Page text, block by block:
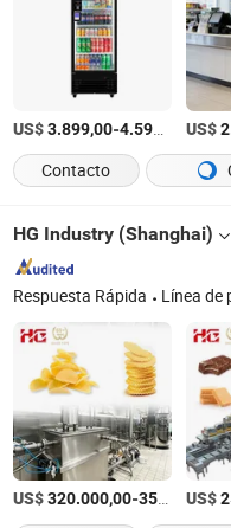
US$3.899,00-4.599,00 /
US$
Contacto
HG Industry (Shanghai)
Respuesta Rápida Línea de producción de galletas, línea de producción de pasteles, línea de producción de papas
US$320.000,00-350.000,00 US$